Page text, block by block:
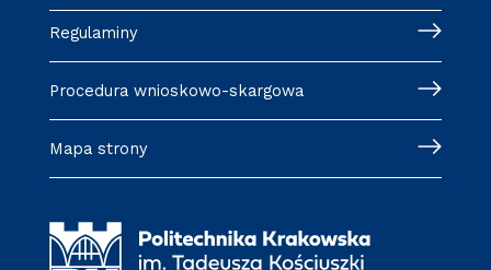
Regulaminy
Procedura wnioskowo-skargowa
Mapa strony